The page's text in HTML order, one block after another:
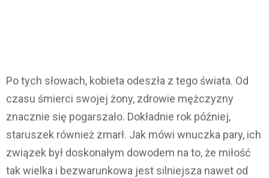
Po tych słowach, kobieta odeszła z tego świata. Od
czasu śmierci swojej żony, zdrowie mężczyzny
znacznie się pogarszało. Dokładnie rok później,
staruszek również zmarł. Jak mówi wnuczka pary, ich
związek był doskonałym dowodem na to, że miłość
tak wielka i bezwarunkowa jest silniejsza nawet od